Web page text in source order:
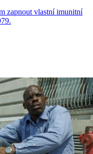
zapnout vlastní imunitní